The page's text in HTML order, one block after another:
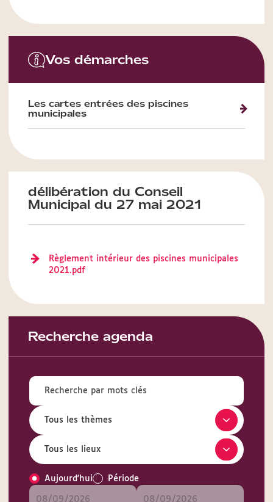
Vos démarches
Les cartes entrées des piscines
municipales
délibération du Conseil
Municipal du 27 mai 2021
Règlement intérieur des piscines municipales
2021.pdf
Recherche agenda
Aujourd'hui Période